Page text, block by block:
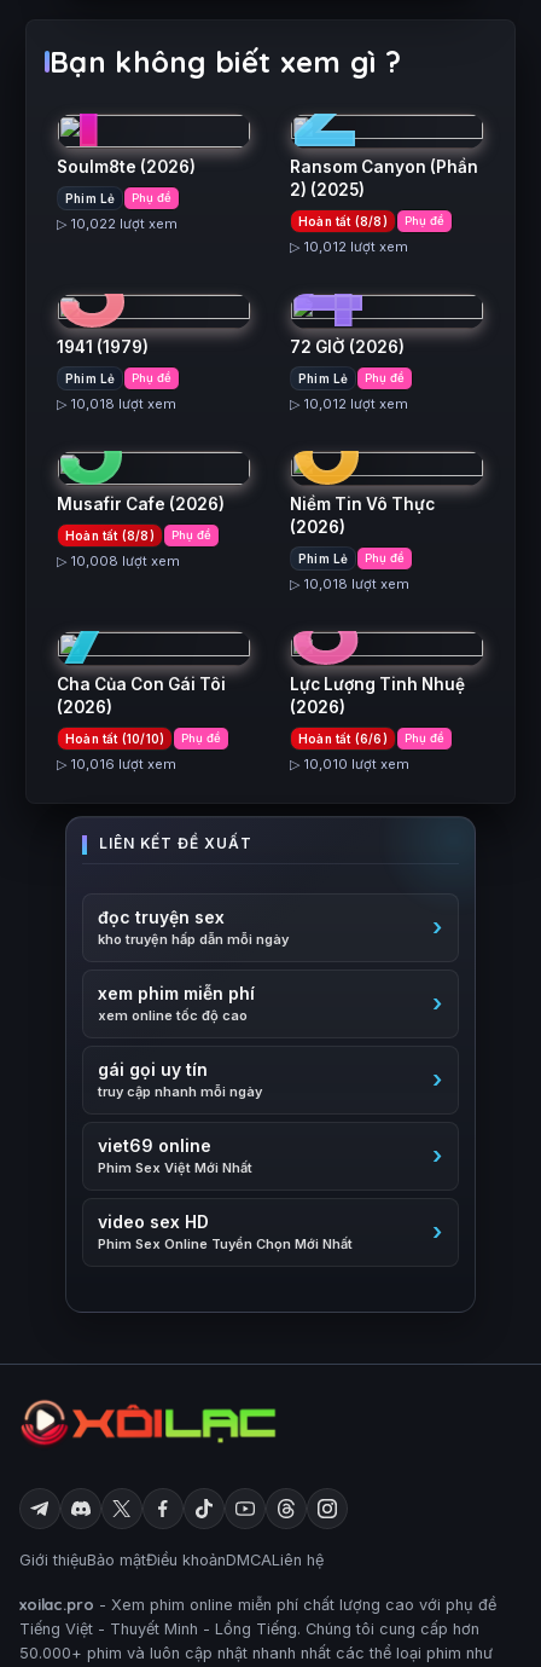
Bạn không biết xem gì ?
1
Soulm8te (2026)
Phim Lẻ Phụ đề
▷ 10,022 lượt xem
2
Ransom Canyon (Phần
2) (2025)
Hoàn tất (8/8) Phụ đề
▷ 10,012 lượt xem
3
1941 (1979)
Phim Lẻ Phụ đề
▷ 10,018 lượt xem
4
72 GIỜ (2026)
Phim Lẻ Phụ đề
▷ 10,012 lượt xem
5
Musafir Cafe (2026)
Hoàn tất (8/8) Phụ đề
▷ 10,008 lượt xem
6
Niềm Tin Vô Thực
(2026)
Phim Lẻ Phụ đề
▷ 10,018 lượt xem
7
Cha Của Con Gái Tôi
(2026)
Hoàn tất (10/10) Phụ đề
▷ 10,016 lượt xem
8
Lực Lượng Tinh Nhuệ
(2026)
Hoàn tất (6/6) Phụ đề
▷ 10,010 lượt xem
đọc truyện sex
kho truyện hấp dẫn mỗi ngày
xem phim miễn phí
xem online tốc độ cao
gái gọi uy tín
truy cập nhanh mỗi ngày
viet69 online
Phim Sex Việt Mới Nhất
video sex HD
Phim Sex Online Tuyển Chọn Mới Nhất
Giới thiệuBảo mậtĐiều khoảnDMCALiên hệ
xoilac.pro - Xem phim online miễn phí chất lượng cao với phụ đề
Tiếng Việt - Thuyết Minh - Lồng Tiếng. Chúng tôi cung cấp hơn
50.000+ phim và luôn cập nhật nhanh nhất các thể loại phim như